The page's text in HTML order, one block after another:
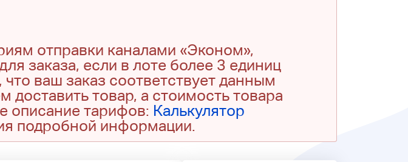
отправки каналами «Эконом»,
заказа, если в лоте более 3 единиц
ваш заказ соответствует данным
товар, а стоимость товара
описание тарифов: Калькулятор
подробной информации.